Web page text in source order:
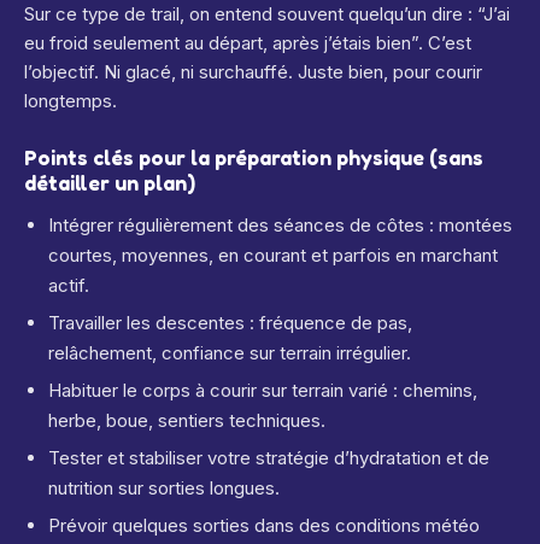
Sur ce type de trail, on entend souvent quelqu’un dire : “J’ai
eu froid seulement au départ, après j’étais bien”. C’est
l’objectif. Ni glacé, ni surchauffé. Juste bien, pour courir
longtemps.
Points clés pour la préparation physique (sans
détailler un plan)
Intégrer régulièrement des séances de côtes : montées
courtes, moyennes, en courant et parfois en marchant
actif.
Travailler les descentes : fréquence de pas,
relâchement, confiance sur terrain irrégulier.
Habituer le corps à courir sur terrain varié : chemins,
herbe, boue, sentiers techniques.
Tester et stabiliser votre stratégie d’hydratation et de
nutrition sur sorties longues.
Prévoir quelques sorties dans des conditions météo